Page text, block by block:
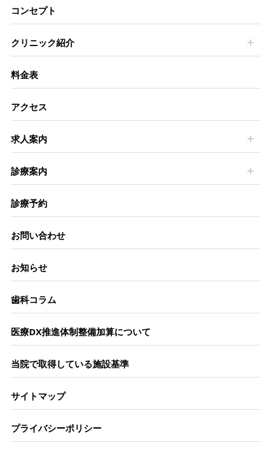
コンセプト
クリニック紹介
料金表
アクセス
求人案内
診療案内
診療予約
お問い合わせ
お知らせ
歯科コラム
医療DX推進体制整備加算について
当院で取得している施設基準
サイトマップ
プライバシーポリシー